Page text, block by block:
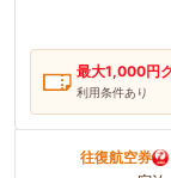
最大1,000円
利用条件あり
往復航空券